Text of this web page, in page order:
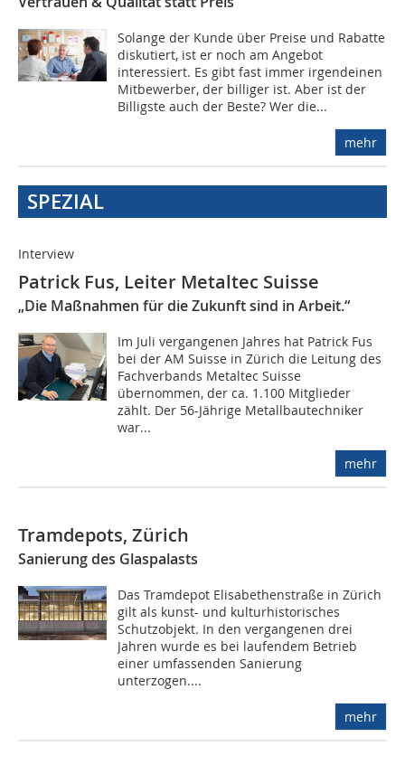
Solange der Kunde über Preise und Rabatte
diskutiert, ist er noch am Angebot
interessiert. Es gibt fast immer irgendeinen
Mitbewerber, der billiger ist. Aber ist der
Billigste auch der Beste? Wer die...
mehr
SPEZIAL
Interview
Patrick Fus, Leiter Metaltec Suisse
„Die Maßnahmen für die Zukunft sind in Arbeit.“
Im Juli vergangenen Jahres hat Patrick Fus
bei der AM Suisse in Zürich die Leitung des
Fachverbands Metaltec Suisse
übernommen, der ca. 1.100 Mitglieder
zählt. Der 56-Jährige Metallbautechniker
war...
mehr
Tramdepots, Zürich
Sanierung des Glaspalasts
Das Tramdepot Elisabethenstraße in Zürich
gilt als kunst- und kulturhistorisches
Schutzobjekt. In den vergangenen drei
Jahren wurde es bei laufendem Betrieb
einer umfassenden Sanierung
unterzogen....
mehr